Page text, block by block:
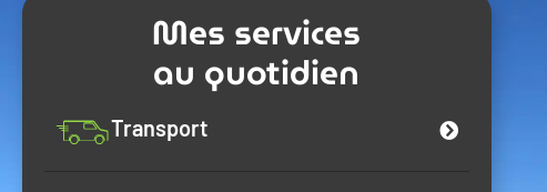
Mes services
au quotidien
Transport